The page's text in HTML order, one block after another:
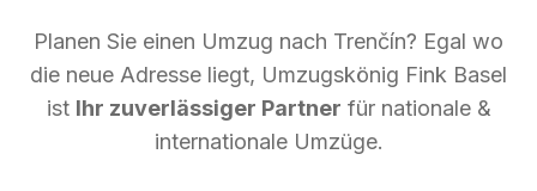
Planen Sie einen Umzug nach Trenčín? Egal wo
die neue Adresse liegt, Umzugskönig Fink Basel
ist Ihr zuverlässiger Partner für nationale &
internationale Umzüge.